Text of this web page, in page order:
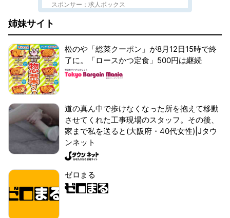
スポンサー：求人ボックス
姉妹サイト
松のや「総菜クーポン」が8月12日15時で終
了に。「ロースかつ定食」500円は継続
道の真ん中で歩けなくなった所を抱えて移動
させてくれた工事現場のスタッフ。その後、
家まで私を送ると(大阪府・40代女性)|Jタウ
ンネット
ゼロまる